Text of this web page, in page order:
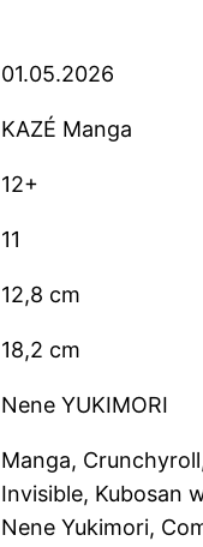
01.05.2026
KAZÉ Manga
12+
11
12,8 cm
18,2 cm
Nene YUKIMORI
Manga,
Invisible, Kubosan
Nene Yukimori,